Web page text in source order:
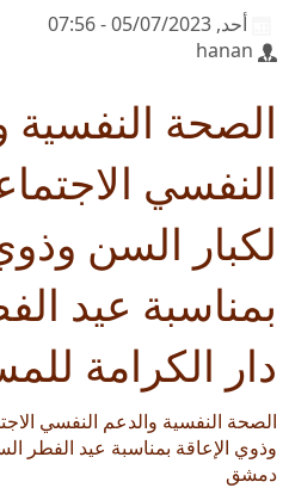
أحد, 05/07/2023 - 07:56
hanan
الصحة النفسية
النفسي
لكبار السن
بمناسبة عيد
دار الكرامة
الصحة النفسية والدعم النفسي
وذوي الإعاقة بمناسبة عيد الفطر
دمشق